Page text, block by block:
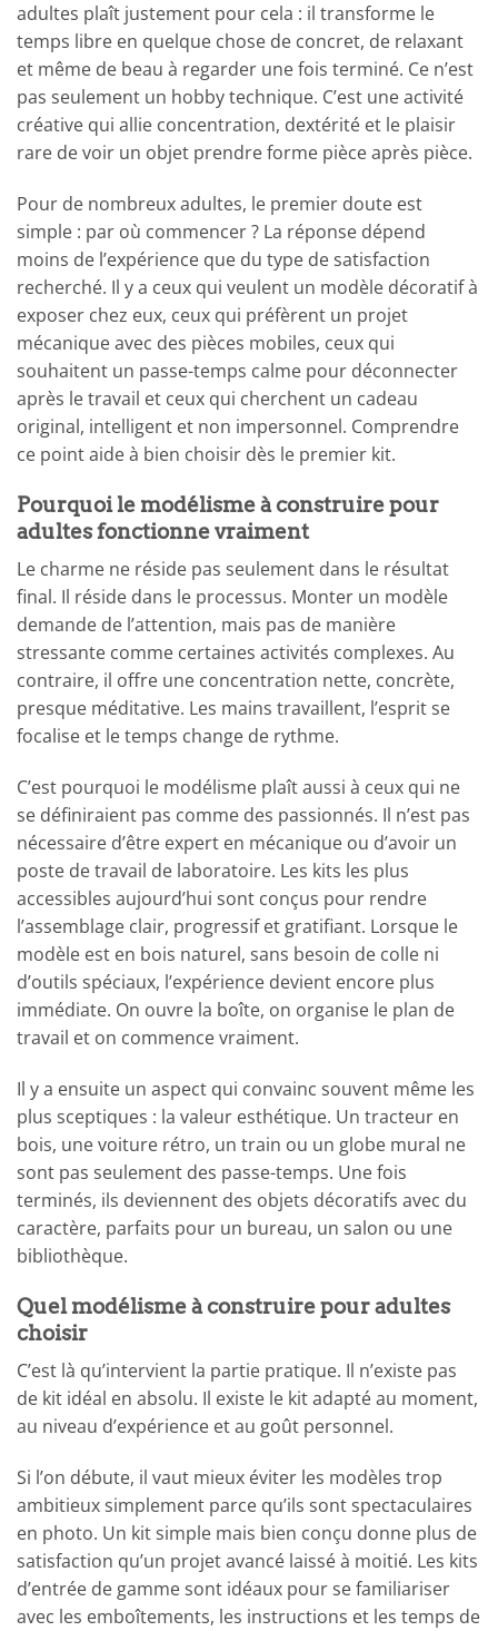
adultes plaît justement pour cela : il transforme le
temps libre en quelque chose de concret, de relaxant
et même de beau à regarder une fois terminé. Ce n’est
pas seulement un hobby technique. C’est une activité
créative qui allie concentration, dextérité et le plaisir
rare de voir un objet prendre forme pièce après pièce.
Pour de nombreux adultes, le premier doute est
simple : par où commencer ? La réponse dépend
moins de l’expérience que du type de satisfaction
recherché. Il y a ceux qui veulent un modèle décoratif à
exposer chez eux, ceux qui préfèrent un projet
mécanique avec des pièces mobiles, ceux qui
souhaitent un passe-temps calme pour déconnecter
après le travail et ceux qui cherchent un cadeau
original, intelligent et non impersonnel. Comprendre
ce point aide à bien choisir dès le premier kit.
Pourquoi le modélisme à construire pour
adultes fonctionne vraiment
Le charme ne réside pas seulement dans le résultat
final. Il réside dans le processus. Monter un modèle
demande de l’attention, mais pas de manière
stressante comme certaines activités complexes. Au
contraire, il offre une concentration nette, concrète,
presque méditative. Les mains travaillent, l’esprit se
focalise et le temps change de rythme.
C’est pourquoi le modélisme plaît aussi à ceux qui ne
se définiraient pas comme des passionnés. Il n’est pas
nécessaire d’être expert en mécanique ou d’avoir un
poste de travail de laboratoire. Les kits les plus
accessibles aujourd’hui sont conçus pour rendre
l’assemblage clair, progressif et gratifiant. Lorsque le
modèle est en bois naturel, sans besoin de colle ni
d’outils spéciaux, l’expérience devient encore plus
immédiate. On ouvre la boîte, on organise le plan de
travail et on commence vraiment.
Il y a ensuite un aspect qui convainc souvent même les
plus sceptiques : la valeur esthétique. Un tracteur en
bois, une voiture rétro, un train ou un globe mural ne
sont pas seulement des passe-temps. Une fois
terminés, ils deviennent des objets décoratifs avec du
caractère, parfaits pour un bureau, un salon ou une
bibliothèque.
Quel modélisme à construire pour adultes
choisir
C’est là qu’intervient la partie pratique. Il n’existe pas
de kit idéal en absolu. Il existe le kit adapté au moment,
au niveau d’expérience et au goût personnel.
Si l’on débute, il vaut mieux éviter les modèles trop
ambitieux simplement parce qu’ils sont spectaculaires
en photo. Un kit simple mais bien conçu donne plus de
satisfaction qu’un projet avancé laissé à moitié. Les kits
d’entrée de gamme sont idéaux pour se familiariser
avec les emboîtements, les instructions et les temps de